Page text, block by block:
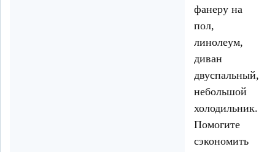
фанеру на
пол,
линолеум,
диван
двуспальный,
небольшой
холодильник.
Помогите
сэкономить